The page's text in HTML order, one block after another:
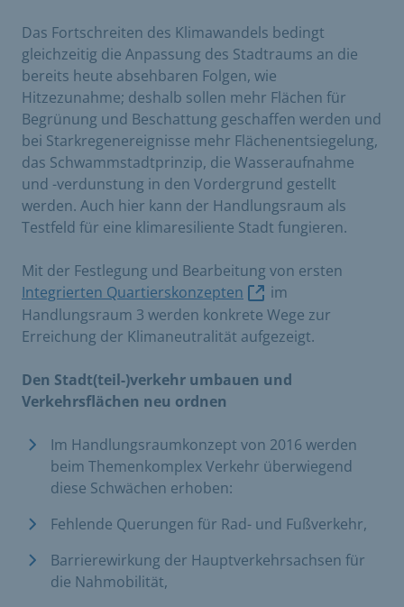
Das Fortschreiten des Klimawandels bedingt
gleichzeitig die Anpassung des Stadtraums an die
bereits heute absehbaren Folgen, wie
Hitzezunahme; deshalb sollen mehr Flächen für
Begrünung und Beschattung geschaffen werden und
bei Starkregenereignisse mehr Flächenentsiegelung,
das Schwammstadtprinzip, die Wasseraufnahme
und -verdunstung in den Vordergrund gestellt
werden. Auch hier kann der Handlungsraum als
Testfeld für eine klimaresiliente Stadt fungieren.
Mit der Festlegung und Bearbeitung von ersten
Integrierten Quartierskonzepten
im
Handlungsraum 3 werden konkrete Wege zur
Erreichung der Klimaneutralität aufgezeigt.
Den Stadt(teil-)verkehr umbauen und
Verkehrsflächen neu ordnen
Im Handlungsraumkonzept von 2016 werden
beim Themenkomplex Verkehr überwiegend
diese Schwächen erhoben:
Fehlende Querungen für Rad- und Fußverkehr,
Barrierewirkung der Hauptverkehrsachsen für
die Nahmobilität,